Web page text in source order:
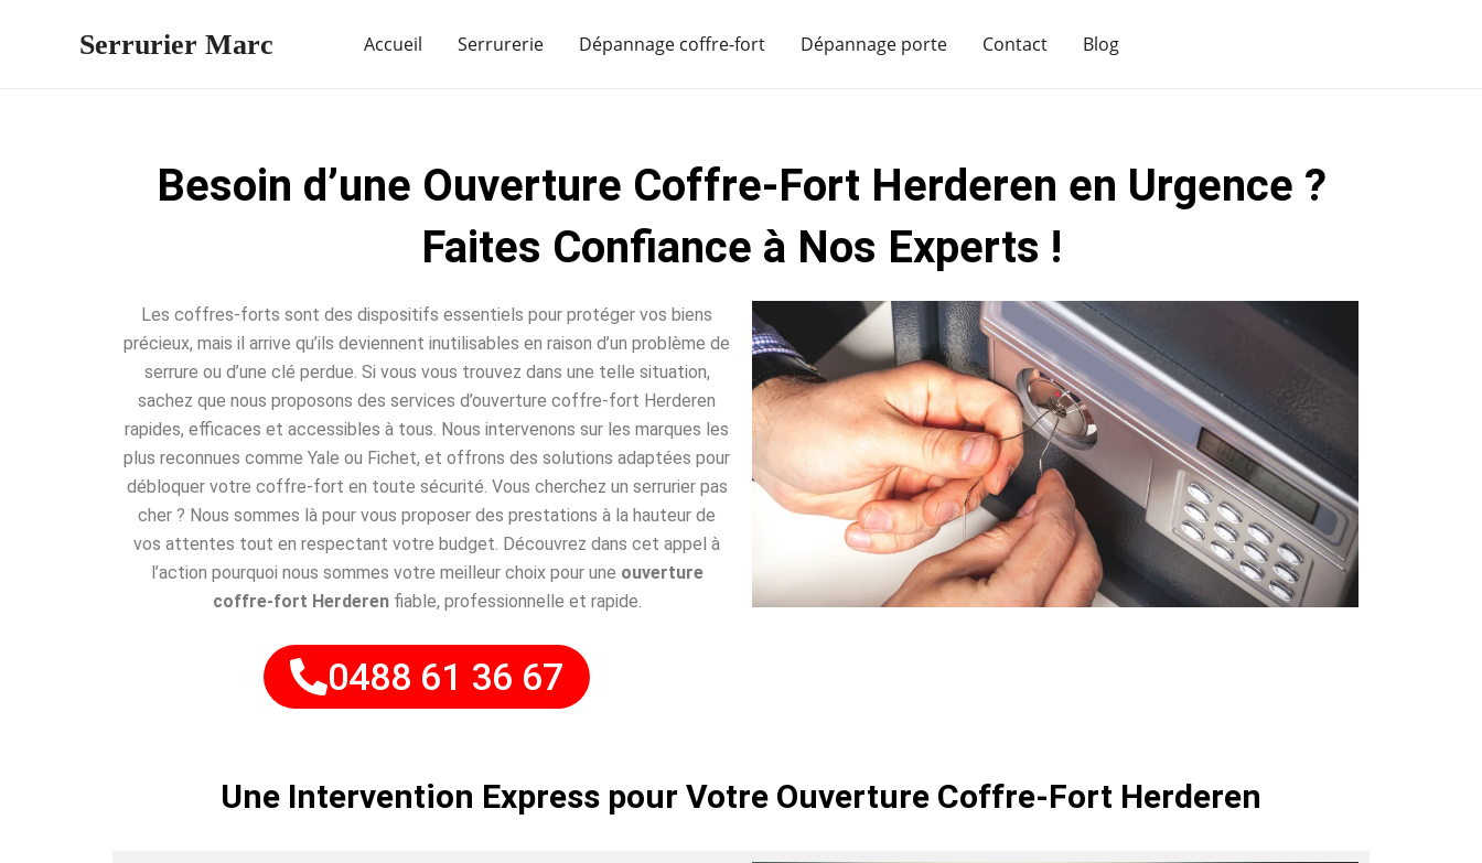
Serrurier Marc Accueil Serrurerie Dépannage coffre-fort Dépannage porte Contact Blog
Besoin d’une Ouverture Coffre-Fort Herderen en Urgence ?
Faites Confiance à Nos Experts !
Les coffres-forts sont des dispositifs essentiels pour protéger vos biens
précieux, mais il arrive qu’ils deviennent inutilisables en raison d’un problème de
serrure ou d’une clé perdue. Si vous vous trouvez dans une telle situation,
sachez que nous proposons des services d’ouverture coffre-fort Herderen
rapides, efficaces et accessibles à tous. Nous intervenons sur les marques les
plus reconnues comme Yale ou Fichet, et offrons des solutions adaptées pour
débloquer votre coffre-fort en toute sécurité. Vous cherchez un serrurier pas
cher ? Nous sommes là pour vous proposer des prestations à la hauteur de
vos attentes tout en respectant votre budget. Découvrez dans cet appel à
l’action pourquoi nous sommes votre meilleur choix pour une ouverture
coffre-fort Herderenfiable, professionnelle et rapide.
0488 61 36 67
Une Intervention Express pour Votre Ouverture Coffre-Fort Herderen